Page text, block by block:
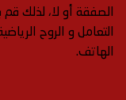
الصفقة أو لا، لذلك
التعامل و الروح
الهاتف.